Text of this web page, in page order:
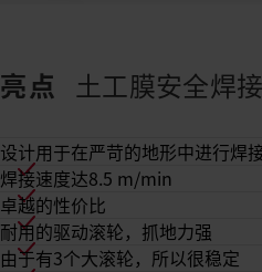
亮点 土工膜安全焊接
设计用于在严苛的地形中进行焊
焊接速度达8.5 m/min
卓越的性价比
耐用的驱动滚轮，抓地力强
由于有3个大滚轮，所以很稳定